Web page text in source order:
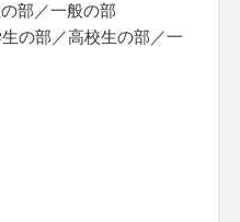
部／一般の部
の部／高校生の部／一